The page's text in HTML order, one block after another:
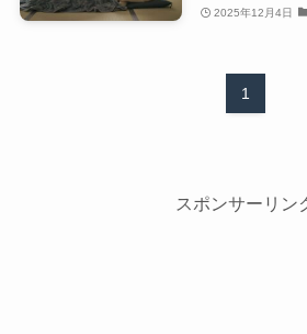
2025年12月4日
1
スポンサーリン